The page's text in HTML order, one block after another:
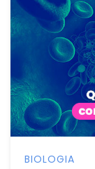
BIOLOGIA